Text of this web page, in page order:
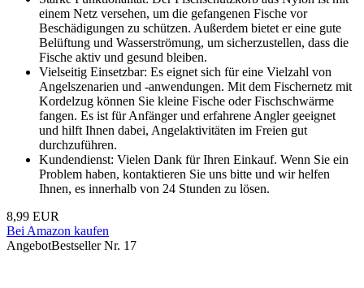
einem Netz versehen, um die gefangenen Fische vor
Beschädigungen zu schützen. Außerdem bietet er eine gute
Belüftung und Wasserströmung, um sicherzustellen, dass die
Fische aktiv und gesund bleiben.
Vielseitig Einsetzbar: Es eignet sich für eine Vielzahl von
Angelszenarien und -anwendungen. Mit dem Fischernetz mit
Kordelzug können Sie kleine Fische oder Fischschwärme
fangen. Es ist für Anfänger und erfahrene Angler geeignet
und hilft Ihnen dabei, Angelaktivitäten im Freien gut
durchzuführen.
Kundendienst: Vielen Dank für Ihren Einkauf. Wenn Sie ein
Problem haben, kontaktieren Sie uns bitte und wir helfen
Ihnen, es innerhalb von 24 Stunden zu lösen.
8,99 EUR
Bei Amazon kaufen
AngebotBestseller Nr. 17